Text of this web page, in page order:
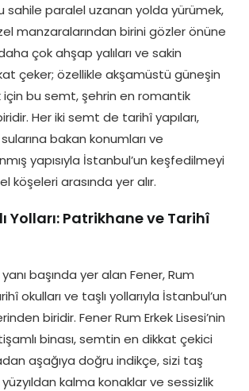
sahile paralel uzanan yolda yürümek,
manzaralarından birini gözler önüne
çok ahşap yalıları ve sakin
çeker; özellikle akşamüstü güneşin
için bu semt, şehrin en romantik
Her iki semt de tarihî yapıları,
bakan konumları ve
yapısıyla İstanbul’un keşfedilmeyi
köşeleri arasında yer alır.
Yolları: Patrikhane ve Tarihî
başında yer alan Fener, Rum
okulları ve taşlı yollarıyla İstanbul’un
biridir. Fener Rum Erkek Lisesi’nin
binası, semtin en dikkat çekici
aşağıya doğru indikçe, sizi taş
kalma konaklar ve sessizlik